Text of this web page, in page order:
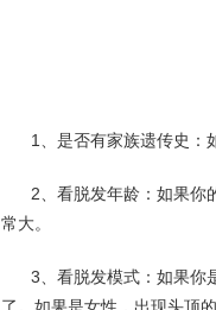
1、是否有家族遗传史：
2、看脱发年龄：如果你
常大。
3、看脱发模式：如果你